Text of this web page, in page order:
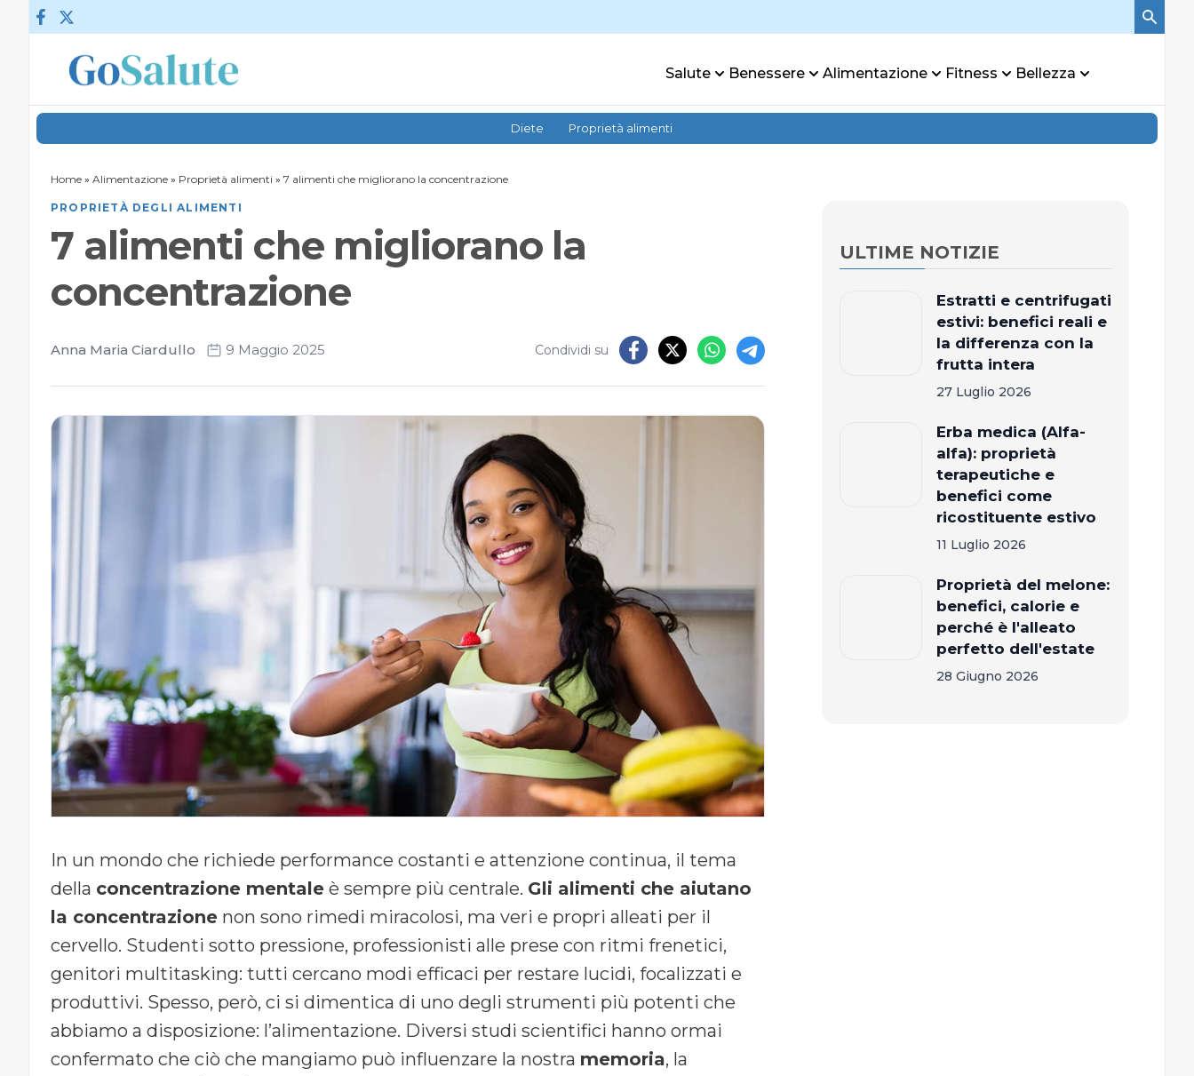
Vai al contenuto
Salute Benessere Alimentazione Fitness Bellezza
Diete Proprietà alimenti
Home » Alimentazione » Proprietà alimenti » 7 alimenti che migliorano la concentrazione
PROPRIETÀ DEGLI ALIMENTI
7 alimenti che migliorano la
concentrazione
Anna Maria Ciardullo 9 Maggio 2025 Condividi su
In un mondo che richiede performance costanti e attenzione continua, il tema
della concentrazione mentale è sempre più centrale. Gli alimenti che aiutano
la concentrazione non sono rimedi miracolosi, ma veri e propri alleati per il
cervello. Studenti sotto pressione, professionisti alle prese con ritmi frenetici,
genitori multitasking: tutti cercano modi efficaci per restare lucidi, focalizzati e
produttivi. Spesso, però, ci si dimentica di uno degli strumenti più potenti che
abbiamo a disposizione: l’alimentazione. Diversi studi scientifici hanno ormai
confermato che ciò che mangiamo può influenzare la nostra memoria, la
ULTIME NOTIZIE
Estratti e centrifugati
estivi: benefici reali e
la differenza con la
frutta intera
27 Luglio 2026
Erba medica (Alfa-
alfa): proprietà
terapeutiche e
benefici come
ricostituente estivo
11 Luglio 2026
Proprietà del melone:
benefici, calorie e
perché è l'alleato
perfetto dell'estate
28 Giugno 2026